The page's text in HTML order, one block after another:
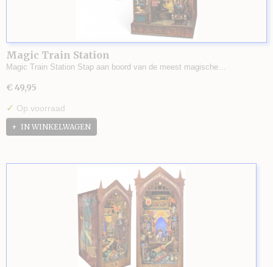
Magic Train Station
Magic Train Station Stap aan boord van de meest magische…
€ 49,95
✓ Op voorraad
IN WINKELWAGEN